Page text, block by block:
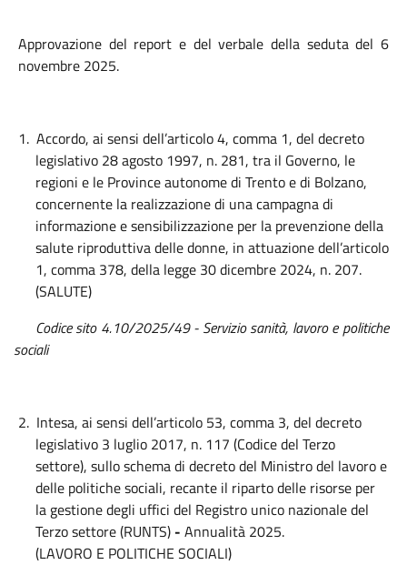
Approvazione del report e del verbale della seduta del 6
novembre 2025.
1. Accordo, ai sensi dell’articolo 4, comma 1, del decreto
legislativo 28 agosto 1997, n. 281, tra il Governo, le
regioni e le Province autonome di Trento e di Bolzano,
concernente la realizzazione di una campagna di
informazione e sensibilizzazione per la prevenzione della
salute riproduttiva delle donne, in attuazione dell’articolo
1, comma 378, della legge 30 dicembre 2024, n. 207.
(SALUTE)
Codice sito 4.10/2025/49 - Servizio sanità, lavoro e politiche
sociali
2. Intesa, ai sensi dell’articolo 53, comma 3, del decreto
legislativo 3 luglio 2017, n. 117 (Codice del Terzo
settore), sullo schema di decreto del Ministro del lavoro e
delle politiche sociali, recante il riparto delle risorse per
la gestione degli uffici del Registro unico nazionale del
Terzo settore (RUNTS)- Annualità 2025.
(LAVORO E POLITICHE SOCIALI)